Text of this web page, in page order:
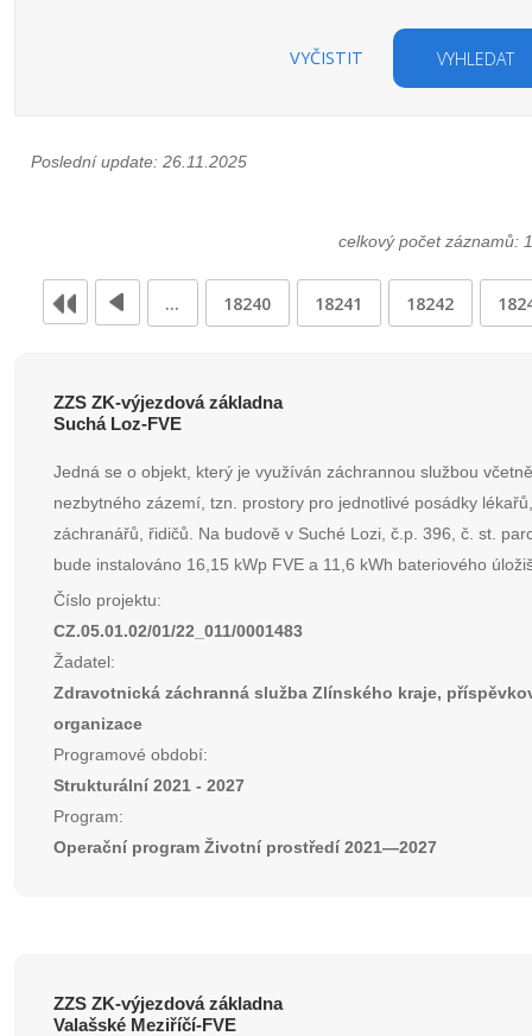
VYČISTIT VYHLEDAT
Poslední update: 26.11.2025
celkový počet záznamů:
… 18240 18241 18242
ZZS ZK-výjezdová základna
Suchá Loz-FVE
Jedná se o objekt, který je využíván záchrannou službou
nezbytného zázemí, tzn. prostory pro jednotlivé posádky lékařů,
záchranářů, řidičů. Na budově v Suché Lozi, č.p. 396, č. st.
bude instalováno 16,15 kWp FVE a 11,6 kWh bateriového
Číslo projektu:
CZ.05.01.02/01/22_011/0001483
Žadatel:
Zdravotnická záchranná služba Zlínského kraje,
organizace
Programové období:
Strukturální 2021 - 2027
Program:
Operační program Životní prostředí 2021—2027
ZZS ZK-výjezdová základna
Valašské Meziříčí-FVE